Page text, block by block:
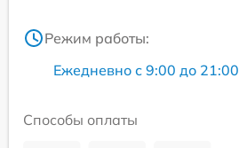
Режим работы:
Ежедневно с 9:00 до 21:00
Способы оплаты